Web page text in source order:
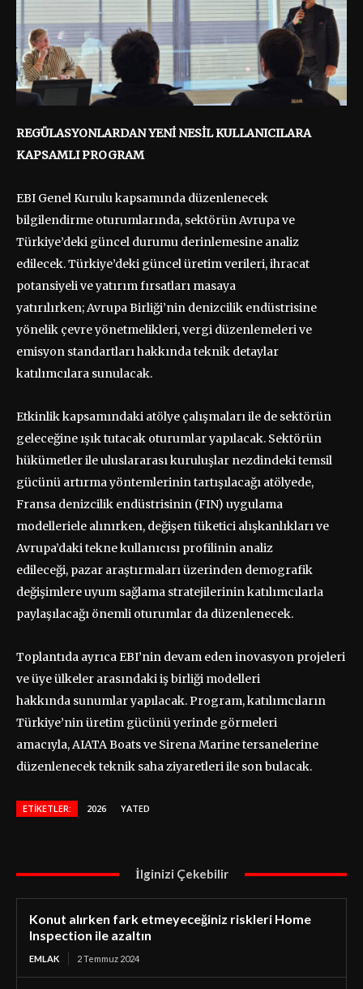
REGÜLASYONLARDAN YENİ NESİL KULLANICILARA
KAPSAMLI PROGRAM
EBI Genel Kurulu kapsamında düzenlenecek
bilgilendirme oturumlarında, sektörün Avrupa ve
Türkiye’deki güncel durumu derinlemesine analiz
edilecek. Türkiye’deki güncel üretim verileri, ihracat
potansiyeli ve yatırım fırsatları masaya
yatırılırken; Avrupa Birliği’nin denizcilik endüstrisine
yönelik çevre yönetmelikleri, vergi düzenlemeleri ve
emisyon standartları hakkında teknik detaylar
katılımcılara sunulacak.
Etkinlik kapsamındaki atölye çalışmaları ile de sektörün
geleceğine ışık tutacak oturumlar yapılacak. Sektörün
hükümetler ile uluslararası kuruluşlar nezdindeki temsil
gücünü artırma yöntemlerinin tartışılacağı atölyede,
Fransa denizcilik endüstrisinin (FIN) uygulama
modelleriele alınırken, değişen tüketici alışkanlıkları ve
Avrupa’daki tekne kullanıcısı profilinin analiz
edileceği, pazar araştırmaları üzerinden demografik
değişimlere uyum sağlama stratejilerinin katılımcılarla
paylaşılacağı önemli oturumlar da düzenlenecek.
Toplantıda ayrıca EBI’nin devam eden inovasyon projeleri
ve üye ülkeler arasındaki iş birliği modelleri
hakkında sunumlar yapılacak. Program, katılımcıların
Türkiye’nin üretim gücünü yerinde görmeleri
amacıyla, AIATA Boats ve Sirena Marine tersanelerine
düzenlenecek teknik saha ziyaretleri ile son bulacak.
ETIKETLER: 2026 YATED
İlginizi Çekebilir
Konut alırken fark etmeyeceğiniz riskleri Home
Inspection ile azaltın
EMLAK 2 Temmuz 2024